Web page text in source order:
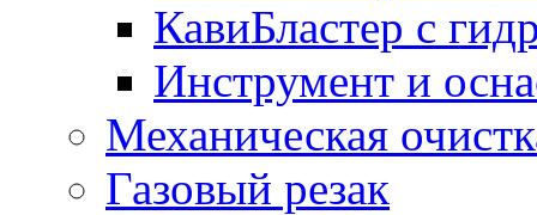
КавиБластер с
Инструмент и
Механическая
Газовый резак